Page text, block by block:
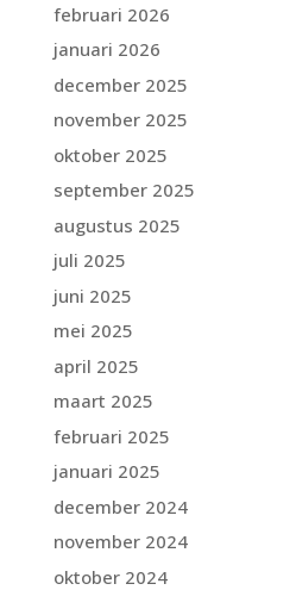
februari 2026
januari 2026
december 2025
november 2025
oktober 2025
september 2025
augustus 2025
juli 2025
juni 2025
mei 2025
april 2025
maart 2025
februari 2025
januari 2025
december 2024
november 2024
oktober 2024